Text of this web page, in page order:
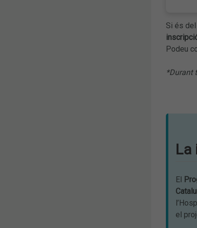
Si és
Podeu
*Durant
El
el